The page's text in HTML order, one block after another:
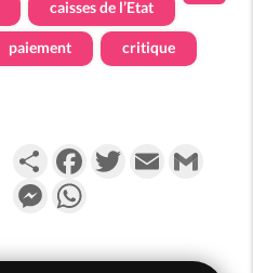
caisses de l’Etat
paiement critique
PartagerFacebookTwitterEmail
Messenger